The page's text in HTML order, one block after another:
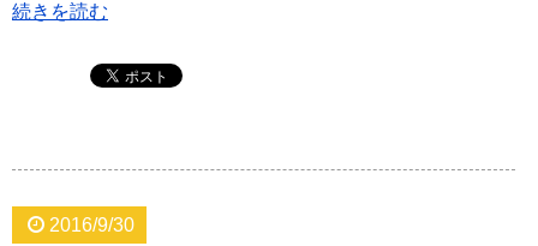
続きを読む
2016/9/30